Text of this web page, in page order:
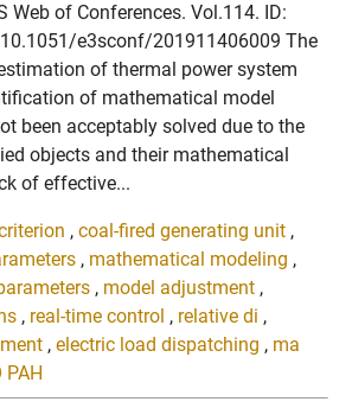
Web of Conferences. Vol.114. ID:
e3sconf/201911406009 The
of thermal power system
of mathematical model
been acceptably solved due to the
objects and their mathematical
of effective...
, coal-fired generating unit ,
, mathematical modeling ,
, model adjustment ,
, real-time control , relative di ,
, electric load dispatching , ma
РАН